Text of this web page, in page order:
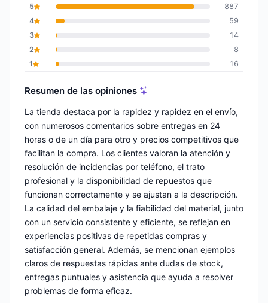
5
887
4
59
3
14
2
8
1
16
Resumen de las opiniones
La tienda destaca por la rapidez y rapidez en el envío,
con numerosos comentarios sobre entregas en 24
horas o de un día para otro y precios competitivos que
facilitan la compra. Los clientes valoran la atención y
resolución de incidencias por teléfono, el trato
profesional y la disponibilidad de repuestos que
funcionan correctamente y se ajustan a la descripción.
La calidad del embalaje y la fiabilidad del material, junto
con un servicio consistente y eficiente, se reflejan en
experiencias positivas de repetidas compras y
satisfacción general. Además, se mencionan ejemplos
claros de respuestas rápidas ante dudas de stock,
entregas puntuales y asistencia que ayuda a resolver
problemas de forma eficaz.